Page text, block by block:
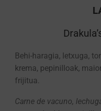
Behi-haragia, letxuga,
krema, pepinilloak,
frijitua.
Carne de vacuno,